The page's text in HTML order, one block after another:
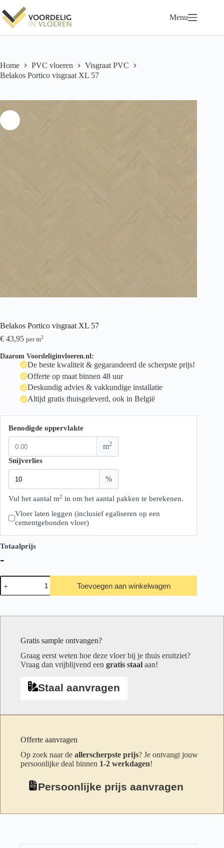
naar
de
inhoud
Menu
Home PVC vloeren
Visgraat PVC
Belakos Portico visgraat XL 57
Belakos Portico visgraat XL 57
€ 43,95 per m2
Daarom Voordeliginvloeren.nl:
De beste kwaliteit & gegarandeerd de scherpste prijs!
Offerte op maat binnen 48 uur
Deskundig advies & vakkundige installatie
Altijd gratis thuisgeleverd, ook in België
Benodigde oppervlakte
m2
Snijverlies
%
Vul het aantal m2 in om het aantal pakken te berekenen.
Vloer laten leggen (inclusief egaliseren op een
cementgebonden vloer)
Totaalprijs
-
Belakos
Portico
visgraat
Toevoegen aan winkelwagen
Gratis sample ontvangen?
Graag eerst weten hoe deze vloer bij je thuis eruitziet?
Vraag dan vrijblijvend een gratis staal aan!
Staal aanvragen
Offerte aanvragen
Op zoek naar de allerscherpste prijs? Je ontvangt jouw
persoonlijke deal binnen 1-2 werkdagen!
Persoonlijke prijs aanvragen